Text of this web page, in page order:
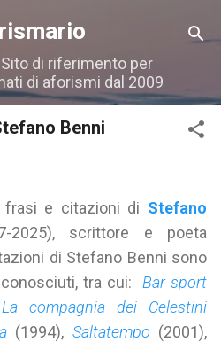
principali
di riferimento per
di aforismi dal 2009
Benni
frasi e citazioni di Stefano
2025), scrittore e poeta
di Stefano Benni sono
tra cui: Bar sport
La compagnia dei Celestini
(1994), Saltatempo (2001),